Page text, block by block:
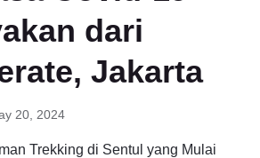
dari
Jakarta
20, 2024
Trekking di Sentul yang Mulai